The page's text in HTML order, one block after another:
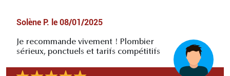
Solène P. le 08/01/2025
Je recommande vivement ! Plombier
sérieux, ponctuels et tarifs compétitifs